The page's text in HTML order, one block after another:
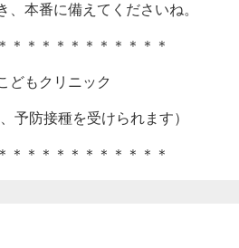
本番に備えてくださいね。
＊＊＊＊＊＊＊＊＊＊＊
もクリニック
予防接種を受けられます）
＊＊＊＊＊＊＊＊＊＊＊